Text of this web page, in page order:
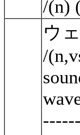
/(n)
ウ
/